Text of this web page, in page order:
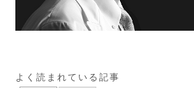
よく読まれている記事